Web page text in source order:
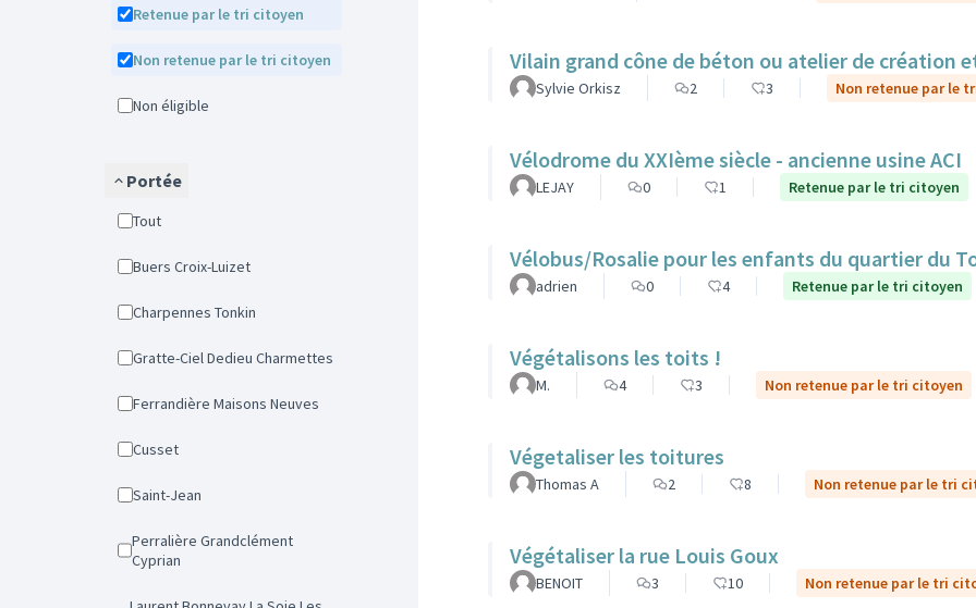
Retenue par le tri citoyen
Non retenue par le tri citoyen
Non éligible
Portée
Tout
Buers Croix-Luizet
Charpennes Tonkin
Gratte-Ciel Dedieu Charmettes
Ferrandière Maisons Neuves
Cusset
Saint-Jean
Perralière Grandclément
Cyprian
Vilain grand cône de béton ou atelier de création
Sylvie Orkisz 2 3 Non retenue par le
Vélodrome du XXIème siècle - ancienne usine ACI
LEJAY 0 1 Retenue par le tri citoyen
Vélobus/Rosalie pour les enfants du quartier du
adrien 0 4 Retenue par le tri citoyen
Végétalisons les toits !
M. 4 3 Non retenue par le tri citoyen
Végetaliser les toitures
Thomas A 2 8 Non retenue par le tri
Végétaliser la rue Louis Goux
BENOIT 3 10 Non retenue par le tri